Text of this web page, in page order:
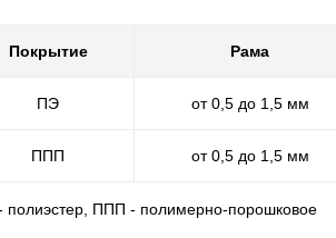
Покрытие Рама
ПЭ от 0,5 до 1,5 мм
ППП от 0,5 до 1,5 мм
полиэстер, ППП - полимерно-порошковое